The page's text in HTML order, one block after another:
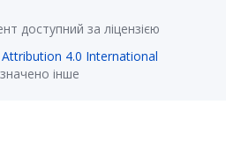
доступний за ліцензією
4.0 International
інше